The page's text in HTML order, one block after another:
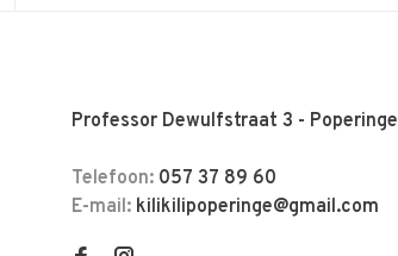
Professor Dewulfstraat 3 - Poperinge
Telefoon: 057 37 89 60
E-mail: kilikilipoperinge@gmail.com